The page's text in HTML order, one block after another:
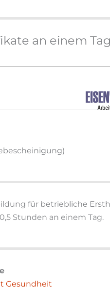
an einem Tag
für betriebliche
Stunden an einem Tag.
Gesundheit